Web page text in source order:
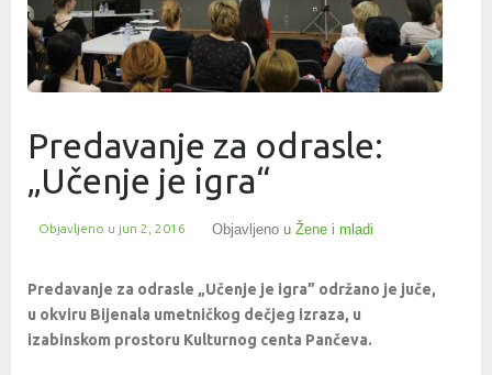
Predavanje za odrasle:
„Učenje je igra“
Objavljeno u jun 2, 2016 Objavljeno u Žene i mladi
Predavanje za odrasle „Učenje je igra” održano je juče,
u okviru Bijenala umetničkog dečjeg izraza, u
izabinskom prostoru Kulturnog centa Pančeva.